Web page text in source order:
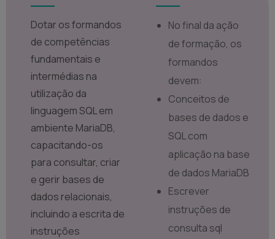
Dotar os formandos
de competências
fundamentais e
intermédias na
utilização da
linguagem SQL em
ambiente MariaDB,
capacitando-os
para consultar, criar
e gerir bases de
dados relacionais,
incluindo a escrita de
instruções
No final da ação
de formação, os
formandos
devem:
Conceitos de
bases de dados e
SQL com
aplicação na base
de dados MariaDB
Escrever
instruções de
consulta sql